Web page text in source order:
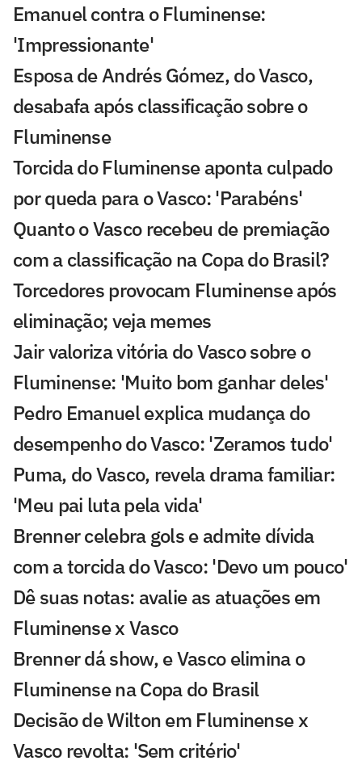
Emanuel contra o Fluminense:
'Impressionante'
Esposa de Andrés Gómez, do Vasco,
desabafa após classificação sobre o
Fluminense
Torcida do Fluminense aponta culpado
por queda para o Vasco: 'Parabéns'
Quanto o Vasco recebeu de premiação
com a classificação na Copa do Brasil?
Torcedores provocam Fluminense após
eliminação; veja memes
Jair valoriza vitória do Vasco sobre o
Fluminense: 'Muito bom ganhar deles'
Pedro Emanuel explica mudança do
desempenho do Vasco: 'Zeramos tudo'
Puma, do Vasco, revela drama familiar:
'Meu pai luta pela vida'
Brenner celebra gols e admite dívida
com a torcida do Vasco: 'Devo um pouco'
Dê suas notas: avalie as atuações em
Fluminense x Vasco
Brenner dá show, e Vasco elimina o
Fluminense na Copa do Brasil
Decisão de Wilton em Fluminense x
Vasco revolta: 'Sem critério'